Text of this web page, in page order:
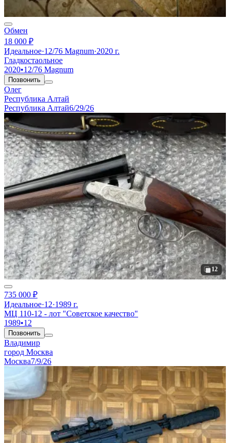
Обмен
18 000 ₽
Идеальное·12/76 Magnum·2020 г.
Гладкостаольное
2020•12/76 Magnum
Позвонить
Олег
Республика Алтай
Республика Алтай6/29/26
12
735 000 ₽
Идеальное·12·1989 г.
МЦ 110-12 - лот "Советское качество"
1989•12
Позвонить
Владимир
город Москва
Москва7/9/26